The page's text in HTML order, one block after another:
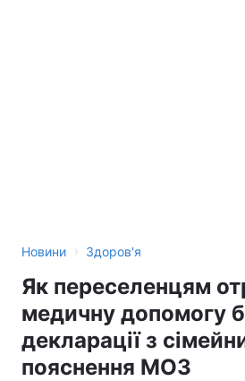
Новини › Здоров'я
Як переселенцям
медичну допомогу
декларації з
пояснення МОЗ